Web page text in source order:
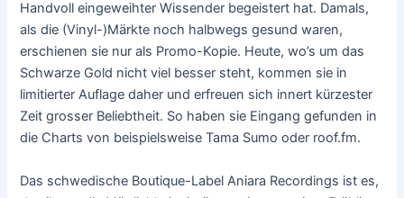
Handvoll eingeweihter Wissender begeistert hat. Damals,
als die (Vinyl-)Märkte noch halbwegs gesund waren,
erschienen sie nur als Promo-Kopie. Heute, wo’s um das
Schwarze Gold nicht viel besser steht, kommen sie in
limitierter Auflage daher und erfreuen sich innert kürzester
Zeit grosser Beliebtheit. So haben sie Eingang gefunden in
die Charts von beispielsweise Tama Sumo oder roof.fm.
Das schwedische Boutique-Label Aniara Recordings ist es,